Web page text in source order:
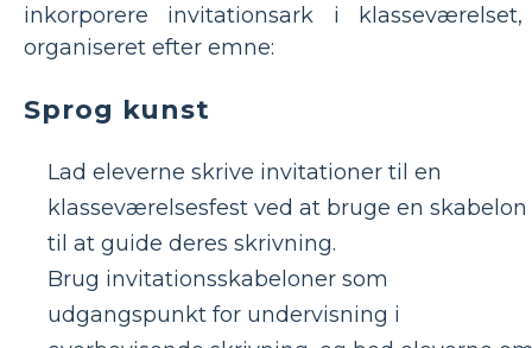
inkorporere invitationsark i klasseværelset,
organiseret efter emne:
Sprog kunst
Lad eleverne skrive invitationer til en
klasseværelsesfest ved at bruge en skabelon
til at guide deres skrivning.
Brug invitationsskabeloner som
udgangspunkt for undervisning i